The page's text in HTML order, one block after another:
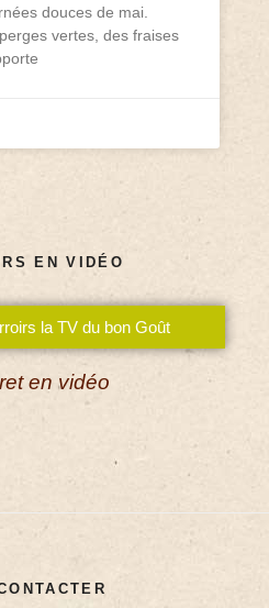
douces de mai.
vertes, des fraises
EN VIDÉO
la TV du bon Goût
en vidéo